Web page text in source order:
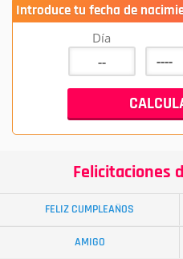
Introduce tu fecha de
Día
Felicitaciones
FELIZ CUMPLEAÑOS
AMIGO